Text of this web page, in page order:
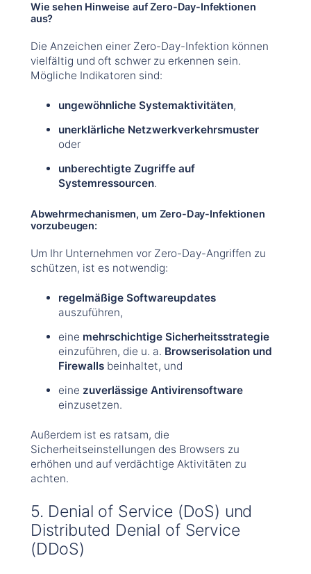
Wie sehen Hinweise auf Zero-Day-Infektionen
aus?
Die Anzeichen einer Zero-Day-Infektion können
vielfältig und oft schwer zu erkennen sein.
Mögliche Indikatoren sind:
ungewöhnliche Systemaktivitäten,
unerklärliche Netzwerkverkehrsmuster
oder
unberechtigte Zugriffe auf
Systemressourcen.
Abwehrmechanismen, um Zero-Day-Infektionen
vorzubeugen:
Um Ihr Unternehmen vor Zero-Day-Angriffen zu
schützen, ist es notwendig:
regelmäßige Softwareupdates
auszuführen,
eine mehrschichtige Sicherheitsstrategie
einzuführen, die u. a. Browserisolation und
Firewallsbeinhaltet, und
eine zuverlässige Antivirensoftware
einzusetzen.
Außerdem ist es ratsam, die
Sicherheitseinstellungen des Browsers zu
erhöhen und auf verdächtige Aktivitäten zu
achten.
5. Denial of Service (DoS) und
Distributed Denial of Service
(DDoS)